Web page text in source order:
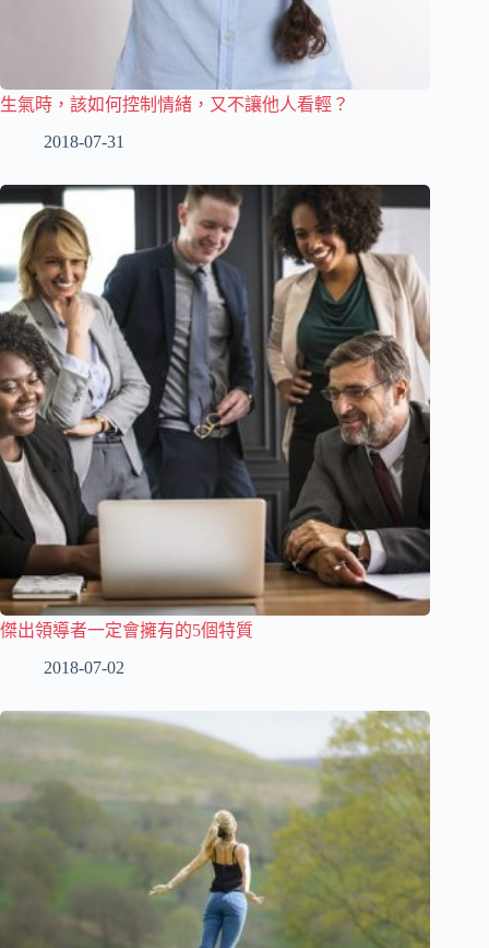
生氣時，該如何控制情緒，又不讓他人看輕？
2018-07-31
傑出領導者一定會擁有的5個特質
2018-07-02